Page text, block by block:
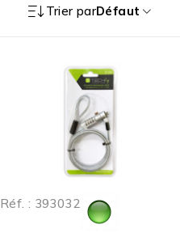
Trier parDéfaut
Réf. : 393032